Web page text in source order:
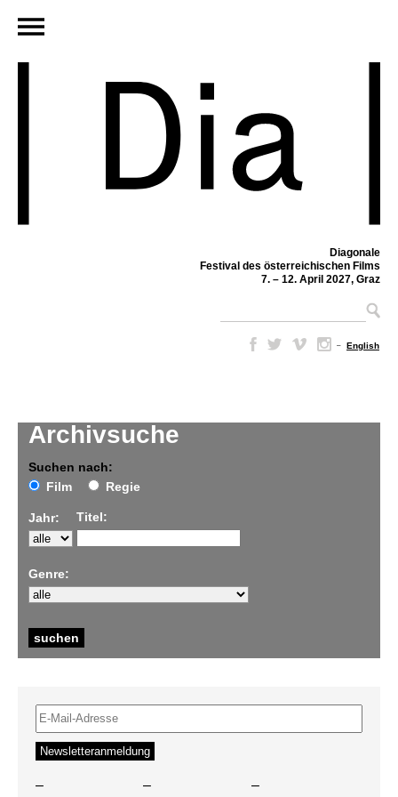
Diagonale
Festival des österreichischen Films
7. – 12. April 2027, Graz
– English
Archivsuche
Suchen nach:
Film
Regie
Jahr: Titel:
Genre:
– – –